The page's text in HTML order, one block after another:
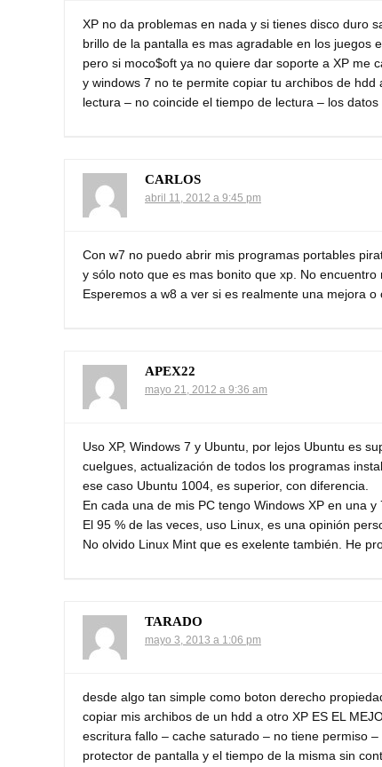
XP no da problemas en nada y si tienes disco duro
brillo de la pantalla es mas agradable en los juegos
pero si moco$oft ya no quiere dar soporte a XP me
y windows 7 no te permite copiar tu archibos de
lectura – no coincide el tiempo de lectura – los
CARLOS
abril 11, 2012 a 9:45 pm
Con w7 no puedo abrir mis programas portables
y sólo noto que es mas bonito que xp. No
Esperemos a w8 a ver si es realmente una mejora o
APEX22
mayo 21, 2012 a 9:36 am
Uso XP, Windows 7 y Ubuntu, por lejos Ubuntu es
cuelgues, actualización de todos los programas
ese caso Ubuntu 1004, es superior, con diferencia.
En cada una de mis PC tengo Windows XP en una
El 95 % de las veces, uso Linux, es una opinión
No olvido Linux Mint que es exelente también. He
TARADO
mayo 3, 2013 a 1:06 pm
desde algo tan simple como boton derecho
copiar mis archibos de un hdd a otro XP ES EL
escritura fallo – cache saturado – no tiene permiso
protector de pantalla y el tiempo de la misma sin